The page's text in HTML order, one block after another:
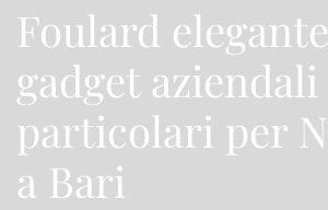
Foulard
gadget aziendali
particolari per
a Bari